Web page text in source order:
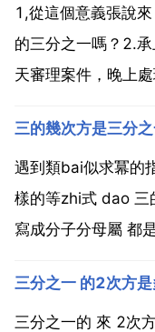
1,從這個意義張說
的三分之一嗎？2.
天審理案件，晚上
不秉燭夜讀呢？體
已年邁仍有所作為
三的幾次方是三分
遇到類bai似求冪的
樣的等zhi式 dao
寫成分子分母屬 都
次方 1 3 學會舉一
三分之一的 來 2次